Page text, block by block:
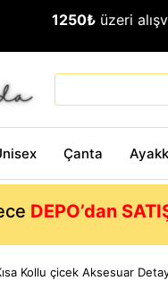
1250₺ üzeri
Çanta
DEPO’dan
Kollu çicek Aksesuar